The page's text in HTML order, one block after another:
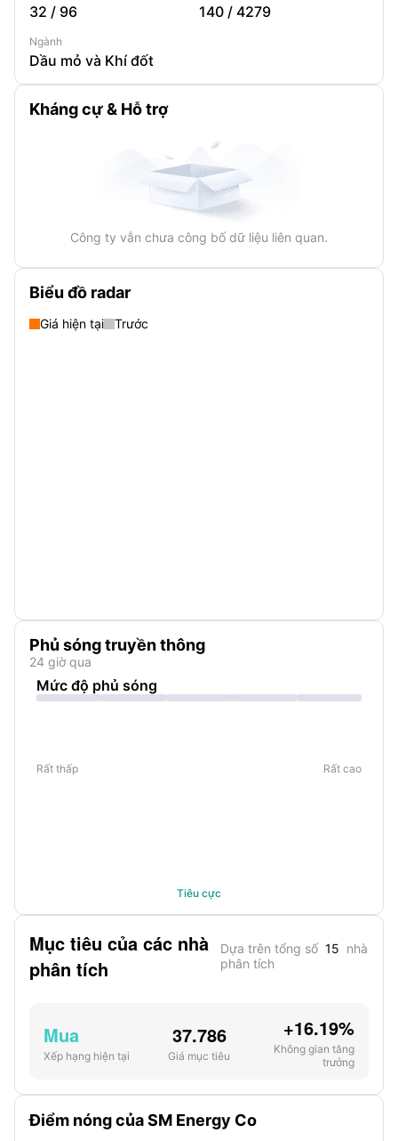
32 / 96 140 / 4279
Ngành
Dầu mỏ và Khí đốt
Kháng cự & Hỗ trợ
Công ty vẫn chưa công bố dữ liệu liên quan.
Biểu đồ radar
Giá hiện tại Trước
Phủ sóng truyền thông
24 giờ qua
Mức độ phủ sóng
Rất thấp Rất cao
Tiêu cực
Điểm nóng của SM Energy Co
Mục tiêu của các nhà
phân tích
Dựa trên tổng số 15 nhà
phân tích
Mua
Xếp hạng hiện tại
37.786
Giá mục tiêu
+16.19%
Không gian tăng
trưởng